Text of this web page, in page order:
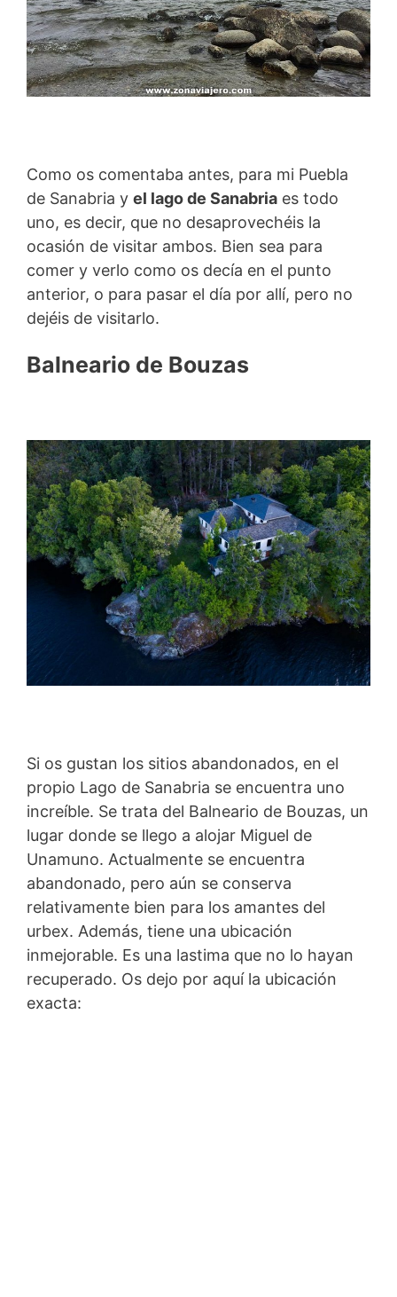
Como os comentaba antes, para mi Puebla
de Sanabria y el lago de Sanabria es todo
uno, es decir, que no desaprovechéis la
ocasión de visitar ambos. Bien sea para
comer y verlo como os decía en el punto
anterior, o para pasar el día por allí, pero no
dejéis de visitarlo.
Balneario de Bouzas
Si os gustan los sitios abandonados, en el
propio Lago de Sanabria se encuentra uno
increíble. Se trata del Balneario de Bouzas, un
lugar donde se llego a alojar Miguel de
Unamuno. Actualmente se encuentra
abandonado, pero aún se conserva
relativamente bien para los amantes del
urbex. Además, tiene una ubicación
inmejorable. Es una lastima que no lo hayan
recuperado. Os dejo por aquí la ubicación
exacta: